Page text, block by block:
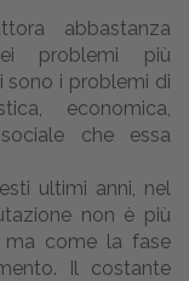
abbastanza
problemi più
sono i problemi di
economica,
che essa
ultimi anni, nel
non è più
ma come la fase
Il costante